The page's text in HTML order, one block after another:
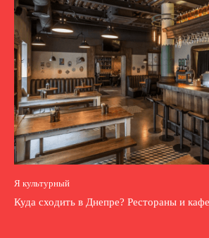
Я культурный
Куда сходить в Днепре? Рестораны и